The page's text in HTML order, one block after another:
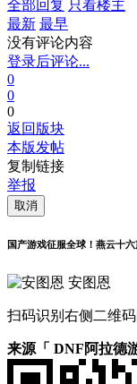
全部回复 只看楼主
最新 最早
没有评论内容
登录后评论...
0
0
0
返回版块
本版发帖
复制链接
举报
取消
国产游戏征服全球！燕云十
安图恩
扫码识别右侧二维
来源「 DNF阿拉德